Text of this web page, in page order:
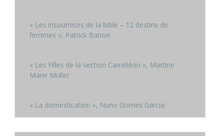
« Les insoumises de la bible – 12 destins de
femmes », Patrick Banon
« Les Filles de la section Caméléon », Martine
Marie Muller
« La domestication », Nuno Gomes Garcia